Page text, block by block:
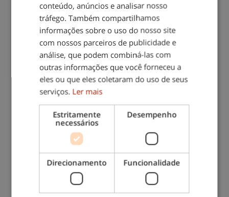
Descongelar o congelador do frigorífico
Contacte-nos: 217 571 560
conteúdo, anúncios e analisar nosso
tráfego. Também compartilhamos
informações sobre o uso do nosso site
com nossos parceiros de publicidade e
análise, que podem combiná-las com
outras informações que você forneceu a
eles ou que eles coletaram do uso de seus
serviços. Ler mais
Estritamente
necessários
Desempenho
Direcionamento Funcionalidade